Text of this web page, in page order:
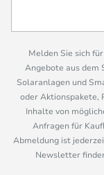
Melden Sie sich
Angebote aus dem
Solaranlagen und
oder Aktionspakete,
Inhalte von
Anfragen für
Abmeldung ist
Newsletter